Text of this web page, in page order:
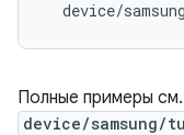
Полные примеры
device/samsung/